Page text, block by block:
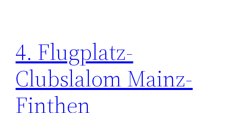
4. Flugplatz-
Clubslalom Mainz-
Finthen